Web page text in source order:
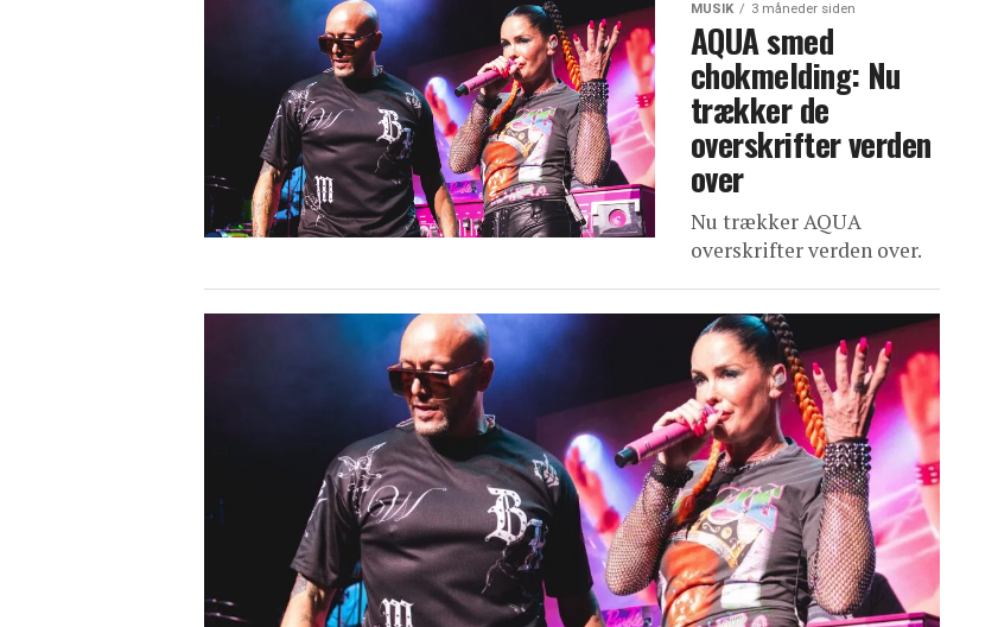
MUSIK 3 måneder siden
AQUA smed
chokmelding: Nu
trækker de
overskrifter verden
over
Nu trækker AQUA
overskrifter verden over.